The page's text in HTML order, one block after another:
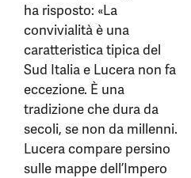
ha risposto: «La
convivialità è una
caratteristica tipica del
Sud Italia e Lucera non fa
eccezione. È una
tradizione che dura da
secoli, se non da millenni.
Lucera compare persino
sulle mappe dell’Impero